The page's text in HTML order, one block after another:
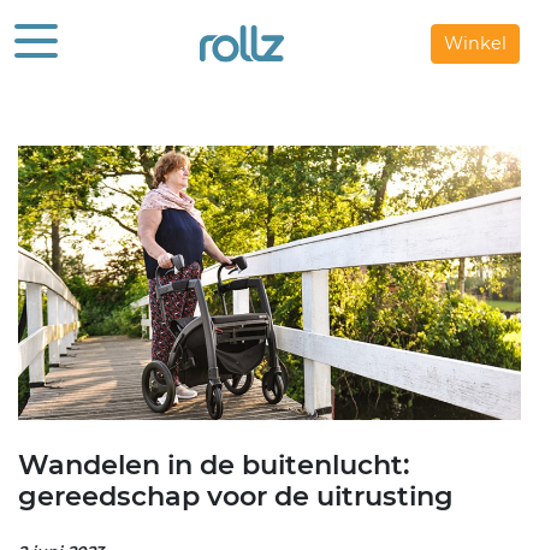
Winkel
Wandelen in de buitenlucht:
gereedschap voor de uitrusting